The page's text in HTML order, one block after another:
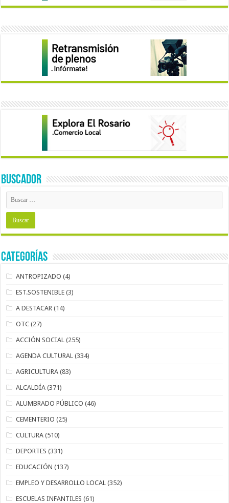
BUSCADOR
Categorías
ANTROPIZADO (4)
EST.SOSTENIBLE (3)
A DESTACAR (14)
OTC (27)
ACCIÓN SOCIAL (255)
AGENDA CULTURAL (334)
AGRICULTURA (83)
ALCALDÍA (371)
ALUMBRADO PÚBLICO (46)
CEMENTERIO (25)
CULTURA (510)
DEPORTES (331)
EDUCACIÓN (137)
EMPLEO Y DESARROLLO LOCAL (352)
ESCUELAS INFANTILES (61)